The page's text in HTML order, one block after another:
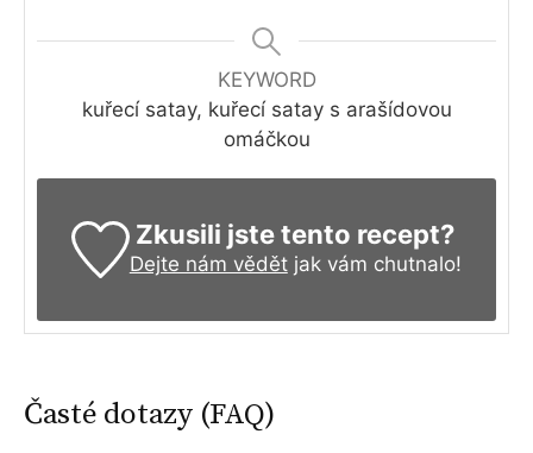
KEYWORD
kuřecí satay, kuřecí satay s arašídovou
omáčkou
Zkusili jste tento recept?
Dejte nám vědětjak vám chutnalo!
Časté dotazy (FAQ)